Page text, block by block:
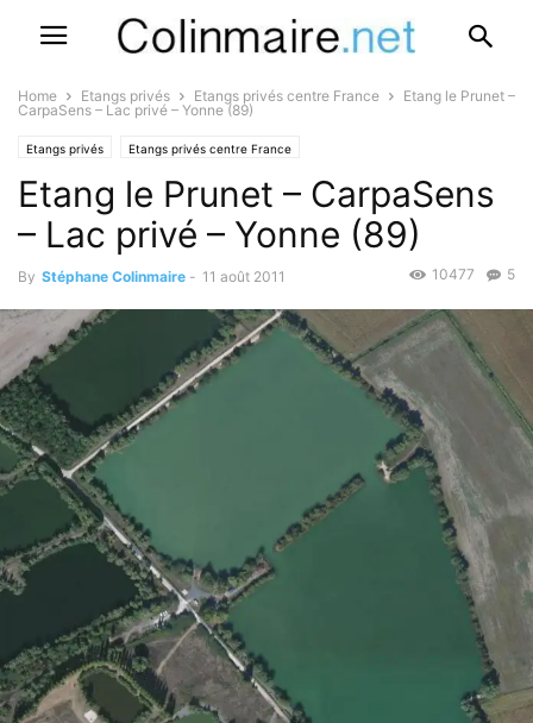
Home Etangs privés Etangs privés centre France
Etang le Prunet –
CarpaSens – Lac privé – Yonne (89)
Etangs privés Etangs privés centre France
Etang le Prunet – CarpaSens
– Lac privé – Yonne (89)
By Stéphane Colinmaire - 11 août 2011 5
10477